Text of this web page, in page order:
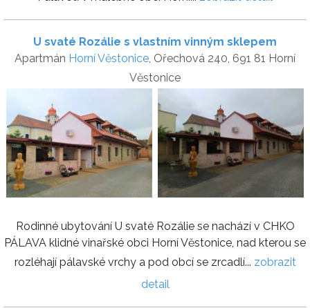
U svaté Rozálie s vlastním vinným sklepem
Apartmán Horní Věstonice , Ořechová 240, 691 81 Horní
Věstonice
Rodinné ubytování U svaté Rozálie se nachází v CHKO
PÁLAVA klidné vinařské obci Horní Věstonice, nad kterou se
rozléhají pálavské vrchy a pod obcí se zrcadlí... zobrazit
detail